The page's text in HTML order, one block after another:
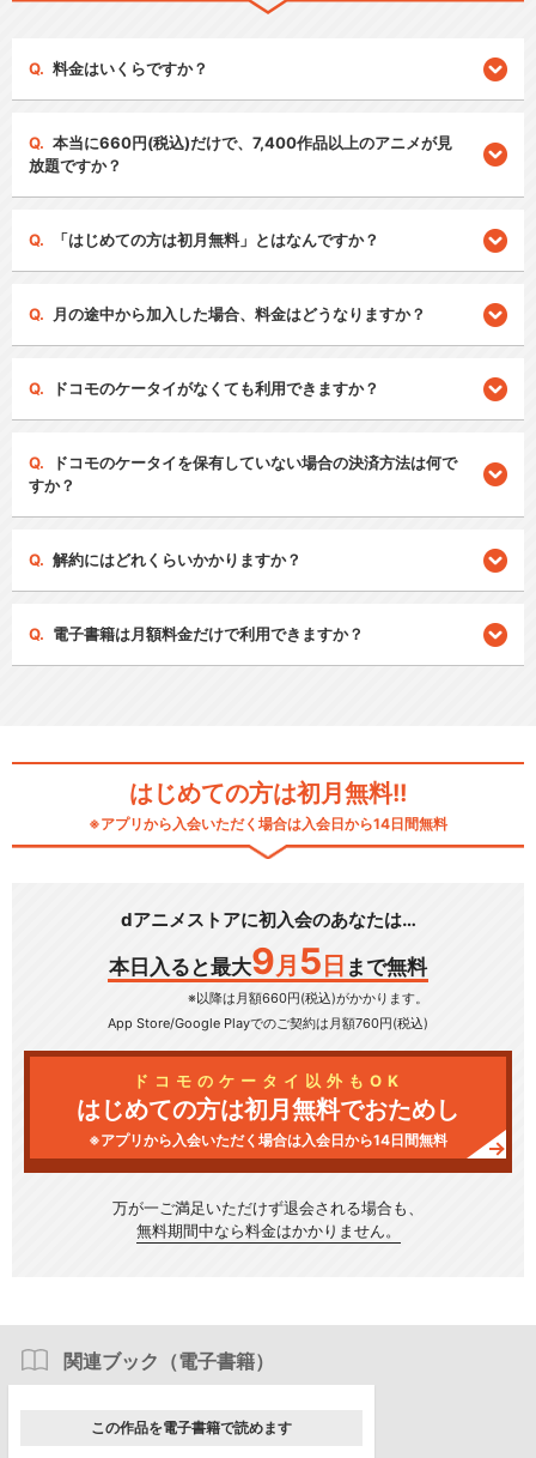
料金はいくらですか？
本当に660円(税込)だけで、7,400作品以上のアニメが見
放題ですか？
「はじめての方は初月無料」とはなんですか？
月の途中から加入した場合、料金はどうなりますか？
ドコモのケータイがなくても利用できますか？
ドコモのケータイを保有していない場合の決済方法は何で
すか？
解約にはどれくらいかかりますか？
電子書籍は月額料金だけで利用できますか？
はじめての方は初月無料!!
※アプリから入会いただく場合は入会日から14日間無料
dアニメストアに初入会のあなたは…
本日入ると最大9 月 5 日 まで無料
※以降は月額660円(税込)がかかります。
App Store/Google Playでのご契約は月額760円(税込)
ドコモのケータイ以外もOK
はじめての方は初月無料でおためし
※アプリから入会いただく場合は入会日から14日間無料
万が一ご満足いただけず退会される場合も、
無料期間中なら料金はかかりません。
関連ブック（電子書籍）
この作品を電子書籍で読めます